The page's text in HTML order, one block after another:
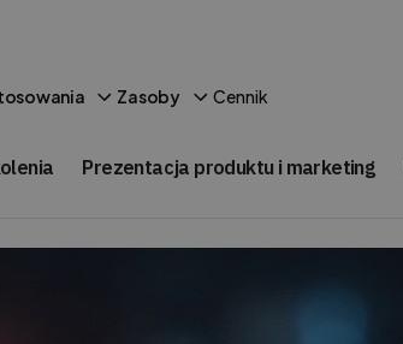
Zasoby Cennik
Prezentacja produktu i marketing